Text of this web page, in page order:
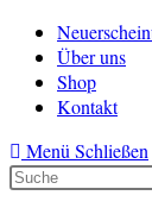
Zum
Inhalt
springen
Über uns
Shop
Kontakt
Menü Schließen